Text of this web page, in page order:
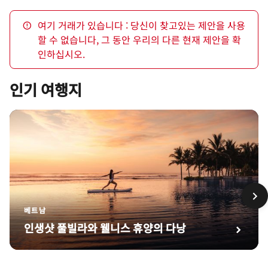
여기 거래가 있습니다 : 당신이 찾고있는 제안을 사용
할 수 없습니다, 그 동안 우리의 다른 현재 제안을 확
인하십시오.
인기 여행지
베트남
인생샷 풀빌라와 웰니스 휴양의 다낭